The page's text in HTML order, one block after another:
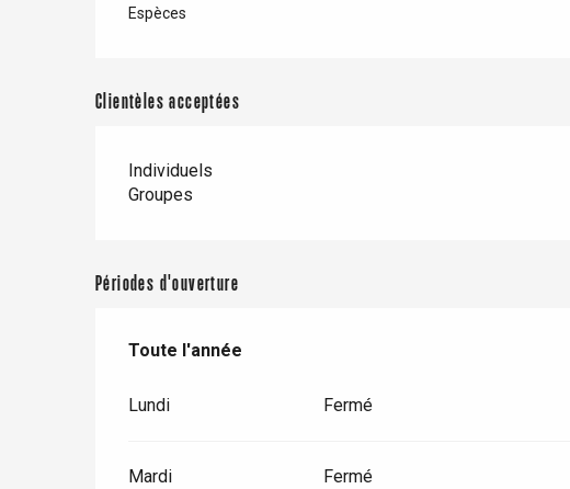
Espèces
Clientèles acceptées
Individuels
Groupes
Périodes d'ouverture
Toute l'année
Toute l'année
Lundi Fermé
Mardi Fermé